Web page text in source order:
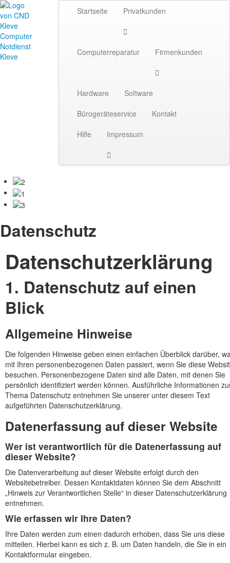
Startseite
Privatkunden

Computerreparatur
Firmenkunden

Hardware
Software
Bürogeräteservice
Kontakt
Hilfe
Impressum

Datenschutz
Datenschutz­erklärung
1. Datenschutz auf einen
Blick
Allgemeine Hinweise
Die folgenden Hinweise geben einen einfachen Überblick darüber,
mit Ihren personenbezogenen Daten passiert, wenn Sie diese
besuchen. Personenbezogene Daten sind alle Daten, mit denen Sie
persönlich identifiziert werden können. Ausführliche Informationen
Thema Datenschutz entnehmen Sie unserer unter diesem Text
aufgeführten Datenschutzerklärung.
Datenerfassung auf dieser Website
Wer ist verantwortlich für die Datenerfassung auf
dieser Website?
Die Datenverarbeitung auf dieser Website erfolgt durch den
Websitebetreiber. Dessen Kontaktdaten können Sie dem Abschnitt
„Hinweis zur Verantwortlichen Stelle“ in dieser Datenschutzerklärung
entnehmen.
Wie erfassen wir Ihre Daten?
Ihre Daten werden zum einen dadurch erhoben, dass Sie uns diese
mitteilen. Hierbei kann es sich z. B. um Daten handeln, die Sie in ein
Kontaktformular eingeben.